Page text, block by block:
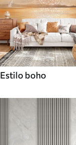
Estilo boho